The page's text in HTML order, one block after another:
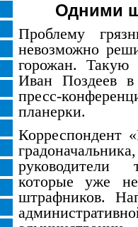
Одними
Проблему
невозможно
горожан. Такую
Иван Поздеев
пресс-
планерки.
Корреспондент
которые уже
штрафников.